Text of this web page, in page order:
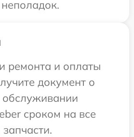
ремонта и оплаты
документ о
сроком на все